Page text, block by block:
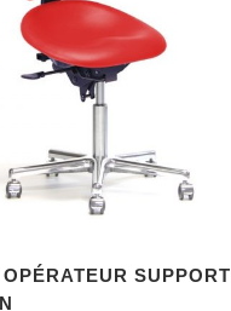
SUPPORT